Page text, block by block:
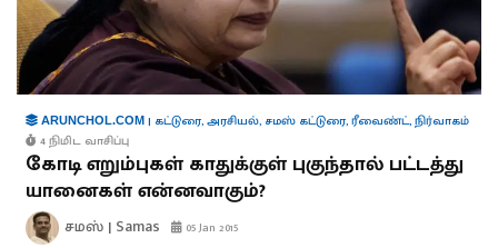
ARUNCHOL.COM | கட்டுரை,அரசியல், சமஸ் கட்டுரை,ரீவைண்ட்,நிர்வாகம்
4 நிமிட வாசிப்பு
கோடி எறும்புகள் காதுக்குள் புகுந்தால் பட்டத்து
யானைகள் என்னவாகும்?
சமஸ் | Samas 05 Jan 2015